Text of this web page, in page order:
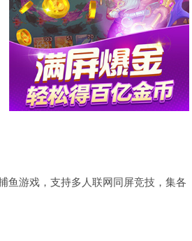
鱼游戏，支持多人联网同屏竞技，集各